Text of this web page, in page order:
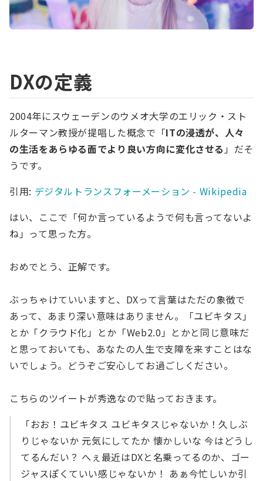
DXの定義
2004年にスウェーデンのウメオ大学のエリック・スト
ルターマン教授が提唱した概念で「ITの浸透が、人々
の生活をあらゆる面でより良い方向に変化させる 」だそ
うです。
引用: デジタルトランスフォーメーション - Wikipedia
はい、ここで「何か言っているようで何も言ってないよ
ね」って思った方。
おめでとう、正解です。
ぶっちゃけていいますと、DXって言葉はただの象徴で
あって、あまり深い意味はありません。「ユビキタス」
とか「クラウド化」とか「Web2.0」とかと同じ意味だ
と思っておいても、あなたの人生で支障を来すことはな
いでしょう。どうぞご安心してお過ごしください。
こちらのツイートが秀逸なので貼っておきます。
「おお！ユビキタス ユビキタスじゃないか！久しぶ
りじゃないか 元気にしてたか 懐かしいな 今はどうし
てるんだい？ へぇ最近はDXと名乗ってるのか、ゴー
ジャスぽくていい感じゃないか！ あぁ今忙しいか引